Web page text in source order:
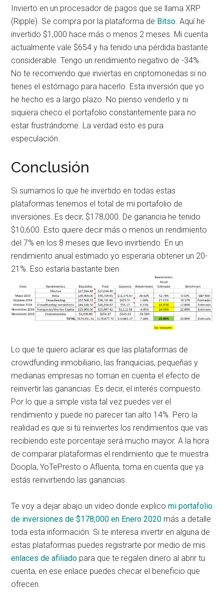
Invierto en un procesador de pagos que se llama XRP
(Ripple). Se compra por la plataforma de Bitso . Aquí he
invertido $1,000 hace más o menos 2 meses. Mi cuenta
actualmente vale $654 y ha tenido una pérdida bastante
considerable. Tengo un rendimiento negativo de -34%.
No te recomiendo que inviertas en criptomonedas si no
tienes el estómago para hacerlo. Esta inversión que yo
he hecho es a largo plazo. No pienso venderlo y ni
siquiera checo el portafolio constantemente para no
estar frustrándome. La verdad esto es pura
especulación.
Conclusión
Si sumamos lo que he invertido en todas estas
plataformas tenemos el total de mi portafolio de
inversiones. Es decir, $178,000. De ganancia he tenido
$10,600. Esto quiere decir más o menos un rendimiento
del 7% en los 8 meses que llevo invirtiendo. En un
rendimiento anual estimado yo esperaría obtener un 20-
21%. Eso estaría bastante bien.
Lo que te quiero aclarar es que las plataformas de
crowdfunding inmobiliario, las franquicias, pequeñas y
medianas empresas no toman en cuenta el efecto de
reinvertir las ganancias. Es decir, el interés compuesto.
Por lo que a simple vista tal vez puedes ver el
rendimiento y puede no parecer tan alto 14%. Pero la
realidad es que si tú reinviertes los rendimientos que vas
recibiendo este porcentaje será mucho mayor. A la hora
de comparar plataformas el rendimiento que te muestra
Doopla, YoTePresto o Afluenta, toma en cuenta que ya
estás reinvirtiendo las ganancias.
Te voy a dejar abajo un video donde explicomi portafolio
de inversiones de $178,000 en Enero 2020 más a detalle
toda esta información. Si te interesa invertir en alguna de
estas plataformas puedes registrarte por medio de mis
enlaces de afiliado para que te regalen dinero al abrir tu
cuenta, en ese enlace puedes checar el beneficio que
ofrecen.